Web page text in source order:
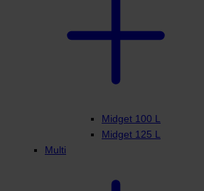
Midget 100 L
Midget 125 L
Multi